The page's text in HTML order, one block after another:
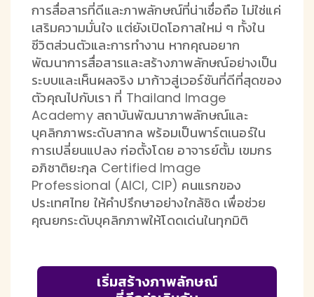
การสื่อสารที่ดีและภาพลักษณ์ที่น่าเชื่อถือ ไม่ใช่แค่
เสริมความมั่นใจ แต่ยังเปิดโอกาสใหม่ ๆ ทั้งใน
ชีวิตส่วนตัวและการทำงาน หากคุณอยาก
พัฒนาการสื่อสารและสร้างภาพลักษณ์อย่างเป็น
ระบบและเห็นผลจริง มาก้าวสู่เวอร์ชันที่ดีที่สุดของ
ตัวคุณไปกับเรา ที่ Thailand Image
Academy สถาบันพัฒนาภาพลักษณ์และ
บุคลิกภาพระดับสากล พร้อมเป็นพาร์ตเนอร์ใน
การเปลี่ยนแปลง ก่อตั้งโดย อาจารย์ตั้ม เขมกร
อภิชาติยะกุล Certified Image
Professional (AICI, CIP) คนแรกของ
ประเทศไทย ให้คำปรึกษาอย่างใกล้ชิด เพื่อช่วย
คุณยกระดับบุคลิกภาพให้โดดเด่นในทุกมิติ
เริ่มสร้างภาพลักษณ์